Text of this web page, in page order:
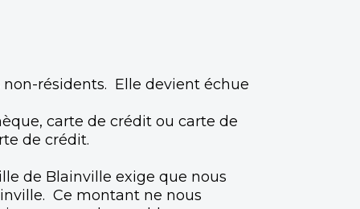
non-résidents. Elle devient échue
carte de crédit ou carte de
de crédit.
de Blainville exige que nous
Ce montant ne nous